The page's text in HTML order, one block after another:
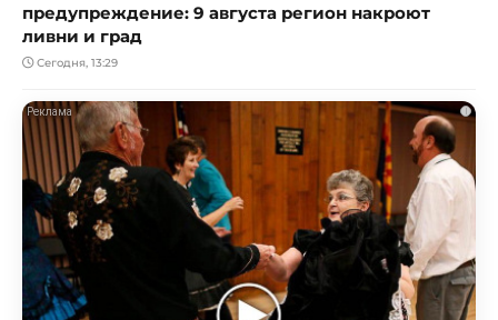
предупреждение: 9 августа регион накроют
ливни и град
Сегодня, 13:29
i